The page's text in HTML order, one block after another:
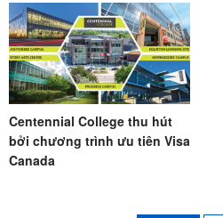
Centennial College thu hút
bởi chương trình ưu tiên Visa
Canada